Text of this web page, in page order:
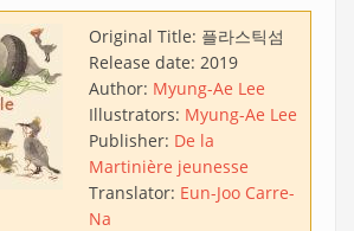
Original Title: 플라스틱섬
Release date: 2019
Author: Myung-Ae Lee
Illustrators: Myung-Ae Lee
Publisher: De la
Martinière jeunesse
Translator: Eun-Joo Carre-
Na